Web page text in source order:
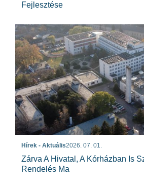
Fejlesztése
Hírek - Aktuális2026. 07. 01.
Zárva A Hivatal, A Kórházban Is
Rendelés Ma